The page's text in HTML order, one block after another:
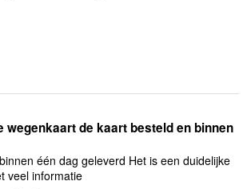
wegenkaart de kaart besteld en binnen
één dag geleverd Het is een duidelijke
veel informatie